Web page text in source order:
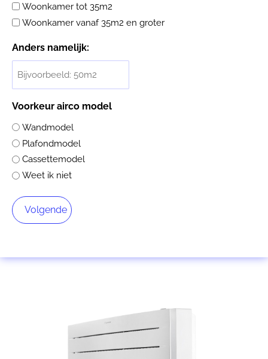
Woonkamer tot 35m2
Woonkamer vanaf 35m2 en groter
Anders namelijk:
Voorkeur airco model
Wandmodel
Plafondmodel
Cassettemodel
Weet ik niet